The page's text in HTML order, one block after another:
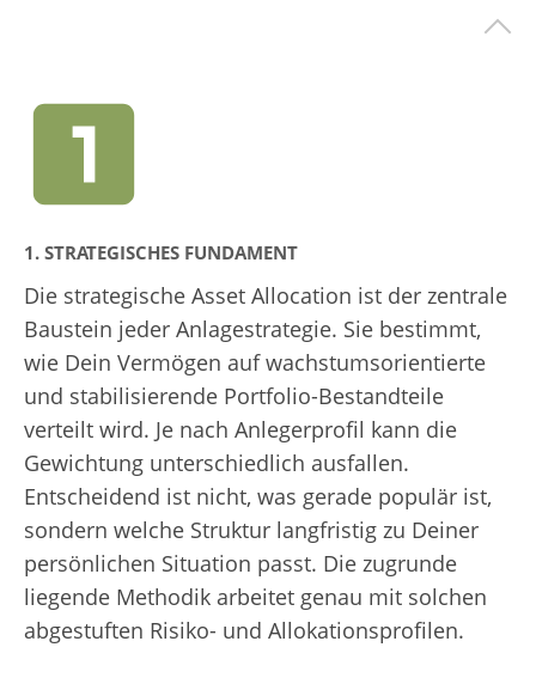
1. STRATEGISCHES FUNDAMENT
Die strategische Asset Allocation ist der zentrale
Baustein jeder Anlagestrategie. Sie bestimmt,
wie Dein Vermögen auf wachstumsorientierte
und stabilisierende Portfolio-Bestandteile
verteilt wird. Je nach Anlegerprofil kann die
Gewichtung unterschiedlich ausfallen.
Entscheidend ist nicht, was gerade populär ist,
sondern welche Struktur langfristig zu Deiner
persönlichen Situation passt. Die zugrunde
liegende Methodik arbeitet genau mit solchen
abgestuften Risiko- und Allokationsprofilen.